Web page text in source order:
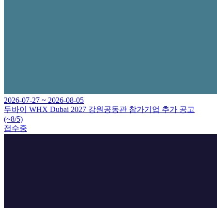
2026-07-27 ~ 2026-08-05
두바이 WHX Dubai 2027 강원공동관 참가기업 추가 공고
(~8/5)
접수중